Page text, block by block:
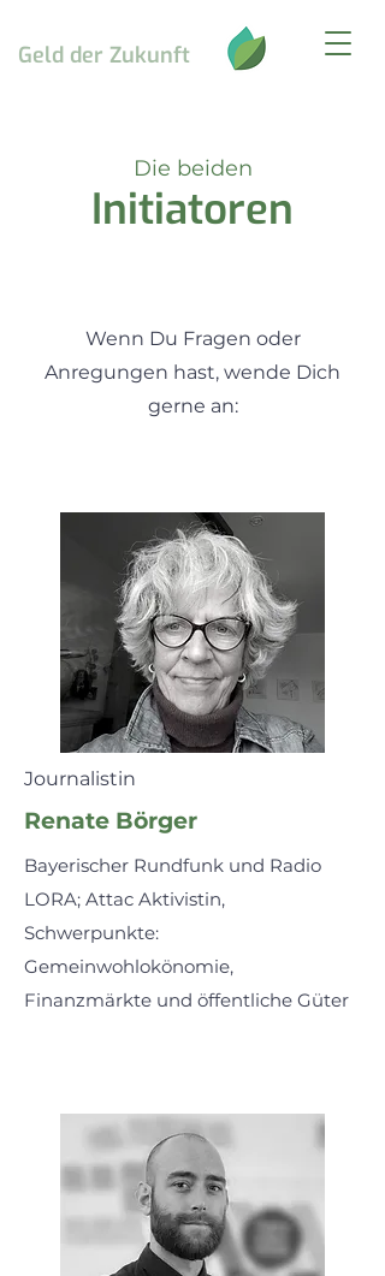
Geld der Zukunft
Die beiden
Initiatoren
Wenn Du Fragen oder
Anregungen hast, wende Dich
gerne an:
Journalistin
Renate Börger
Bayerischer Rundfunk und Radio
LORA; Attac Aktivistin,
Schwerpunkte:
Gemeinwohlokönomie,
Finanzmärkte und öffentliche Güter